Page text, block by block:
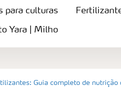
para culturas
Yara | Milho
Guia completo de nutrição